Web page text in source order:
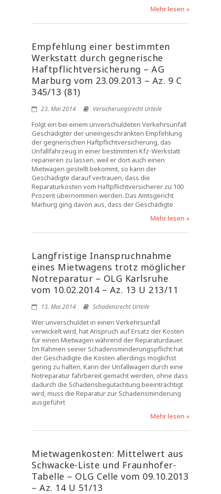
Mehr lesen »
Empfehlung einer bestimmten
Werkstatt durch gegnerische
Haftpflichtversicherung – AG
Marburg vom 23.09.2013 – Az. 9 C
345/13 (81)
23. Mai 2014 Versicherungsrecht Urteile
Folgt ein bei einem unverschuldeten Verkehrsunfall
Geschädigter der uneingeschränkten Empfehlung
der gegnerischen Haftpflichtversicherung, das
Unfallfahrzeug in einer bestimmten Kfz-Werkstatt
reparieren zu lassen, weil er dort auch einen
Mietwagen gestellt bekommt, so kann der
Geschädigte darauf vertrauen, dass die
Reparaturkosten vom Haftpflichtversicherer zu 100
Prozent übernommen werden. Das Amtsgericht
Marburg ging davon aus, dass der Geschädigte
Mehr lesen »
Langfristige Inanspruchnahme
eines Mietwagens trotz möglicher
Notreparatur – OLG Karlsruhe
vom 10.02.2014 – Az. 13 U 213/11
13. Mai 2014 Schadensrecht Urteile
Wer unverschuldet in einen Verkehrsunfall
verwickelt wird, hat Anspruch auf Ersatz der Kosten
für einen Mietwagen während der Reparaturdauer.
Im Rahmen seiner Schadensminderungspflicht hat
der Geschädigte die Kosten allerdings möglichst
gering zu halten. Kann der Unfallwagen durch eine
Notreparatur fahrbereit gemacht werden, ohne dass
dadurch die Schadensbegutachtung beeinträchtigt
wird, muss die Reparatur zur Schadensminderung
ausgeführt
Mehr lesen »
Mietwagenkosten: Mittelwert aus
Schwacke-Liste und Fraunhofer-
Tabelle – OLG Celle vom 09.10.2013
– Az. 14 U 51/13